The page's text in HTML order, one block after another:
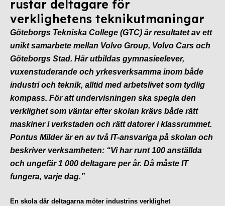
rustar deltagare för
verklighetens teknikutmaningar
Göteborgs Tekniska College (GTC) är resultatet av ett
unikt samarbete mellan Volvo Group, Volvo Cars och
Göteborgs Stad. Här utbildas gymnasieelever,
vuxenstuderande och yrkesverksamma inom både
industri och teknik, alltid med arbetslivet som tydlig
kompass. För att undervisningen ska spegla den
verklighet som väntar efter skolan krävs både rätt
maskiner i verkstaden och rätt datorer i klassrummet.
Pontus Milder är en av två IT-ansvariga på skolan och
beskriver verksamheten: “Vi har runt 100 anställda
och ungefär 1 000 deltagare per år. Då måste IT
fungera, varje dag.”
En skola där deltagarna möter industrins verklighet